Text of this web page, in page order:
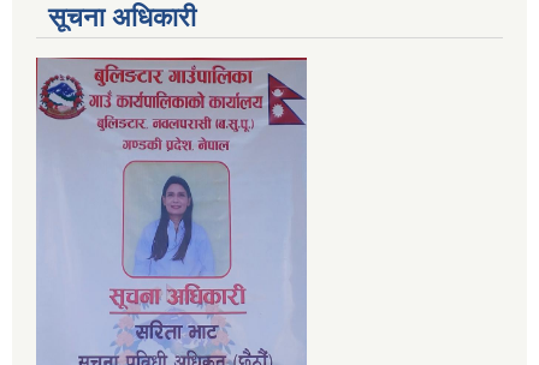
सूचना अधिकारी